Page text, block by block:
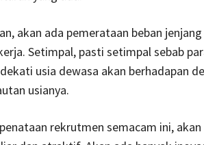
akan ada pemerataan beban
Setimpal, pasti setimpal sebab
usia dewasa akan berhadapan
usianya.
rekrutmen semacam ini,